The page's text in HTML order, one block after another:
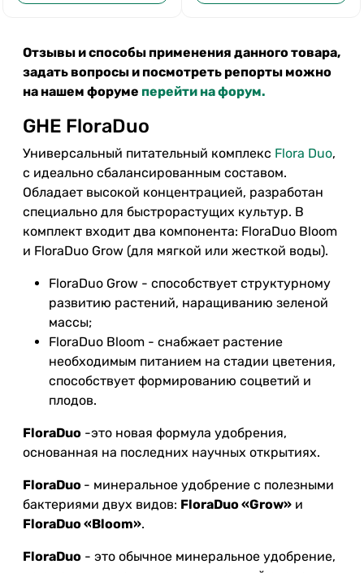
Отзывы и способы применения данного товара,
задать вопросы и посмотреть репорты можно
на нашем форуме перейти на форум.
GHE FloraDuo
Универсальный питательный комплекс Flora Duo,
с идеально сбалансированным составом.
Обладает высокой концентрацией, разработан
специально для быстрорастущих культур. В
комплект входит два компонента: FloraDuo Bloom
и FloraDuo Grow (для мягкой или жесткой воды).
FloraDuo Grow - способствует структурному
развитию растений, наращиванию зеленой
массы;
FloraDuo Bloom - снабжает растение
необходимым питанием на стадии цветения,
способствует формированию соцветий и
плодов.
FloraDuo -это новая формула удобрения,
основанная на последних научных открытиях.
FloraDuo - минеральное удобрение с полезными
бактериями двух видов: FloraDuo «Grow» и
FloraDuo «Bloom».
FloraDuo - это обычное минеральное удобрение,